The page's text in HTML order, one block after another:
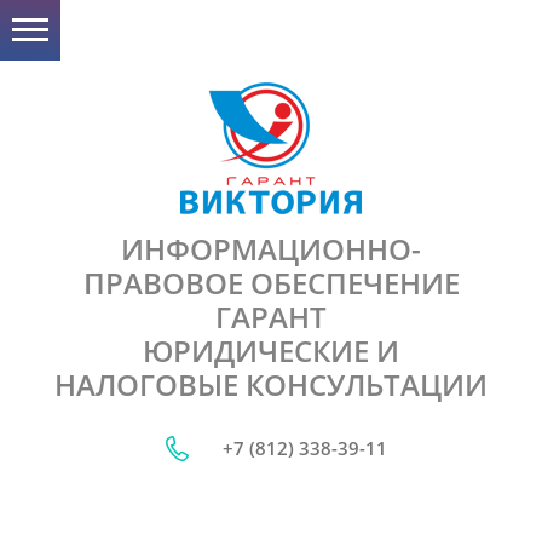
ИНФОРМАЦИОННО-
ПРАВОВОЕ ОБЕСПЕЧЕНИЕ
ГАРАНТ
ЮРИДИЧЕСКИЕ И
НАЛОГОВЫЕ КОНСУЛЬТАЦИИ
+7 (812) 338-39-11